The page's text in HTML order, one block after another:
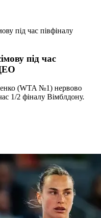
під час півфіналу
під час
(WTA №1) нервово
1/2 фіналу Вімблдону.